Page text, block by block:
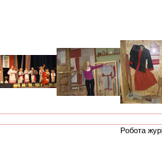
Робота